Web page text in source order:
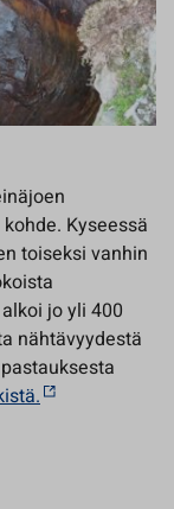
Kyseessä
toiseksi vanhin
jo yli 400
nähtävyydestä